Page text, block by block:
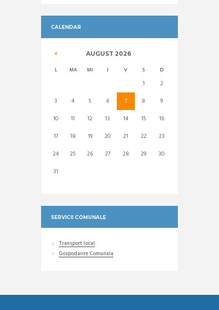
CALENDAR
AUGUST 2026
L MA MI J V S D
1
2
3
4 5 6 7 8
9
10
11 12 13 14 15
16
17
18 19 20 21 22
23
24
25 26 27 28 29
30
31
SERVICII COMUNALE
Transport local
Gospodarire Comunala